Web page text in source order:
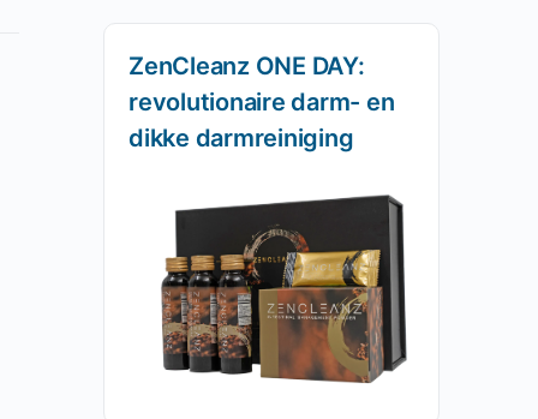
ZenCleanz ONE DAY:
revolutionaire darm- en
dikke darmreiniging